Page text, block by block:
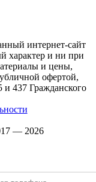
интернет-сайт
характер и ни при
и цены,
офертой,
437 Гражданского
— 2026